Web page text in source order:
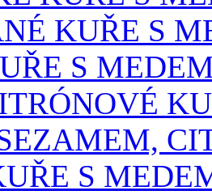
KUŘE S
S
S